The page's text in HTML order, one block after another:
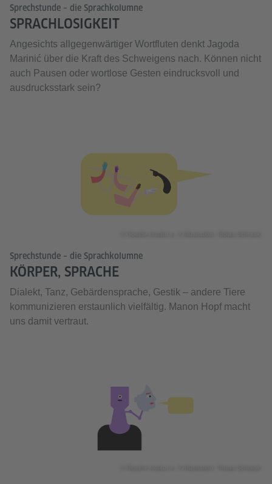
Sprechstunde – die Sprachkolumne
SPRACHLOSIGKEIT
Angesichts allgegenwärtiger Wortfluten denkt Jagoda
Marinić über die Kraft des Schweigens nach. Können nicht
auch Pausen oder wortlose Gesten eindrucksvoll und
ausdrucksstark sein?
Sprechstunde – die Sprachkolumne
KÖRPER, SPRACHE
Dialekt, Tanz, Gebärdensprache, Gestik – andere Tiere
kommunizieren erstaunlich vielfältig. Manon Hopf macht
uns damit vertraut.